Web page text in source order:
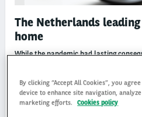
The Netherlands
home
While the pandemic had lasting
mobility solutions, it had an above
Paribas Arval) shows.
di 24/01/23
By clicking “Accept All Cookies”, you
device to enhance site navigation,
marketing efforts.
Cookies policy